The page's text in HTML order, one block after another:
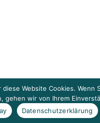
Website Cookies. Wenn
gehen wir von Ihrem
Datenschutzerklärung